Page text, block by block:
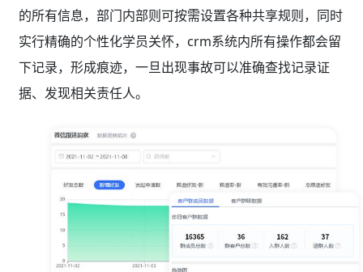
的所有信息，部门内部则可按需设置各种共享规则，同时
实行精确的个性化学员关怀，crm系统内所有操作都会留
下记录，形成痕迹，一旦出现事故可以准确查找记录证
据、发现相关责任人。